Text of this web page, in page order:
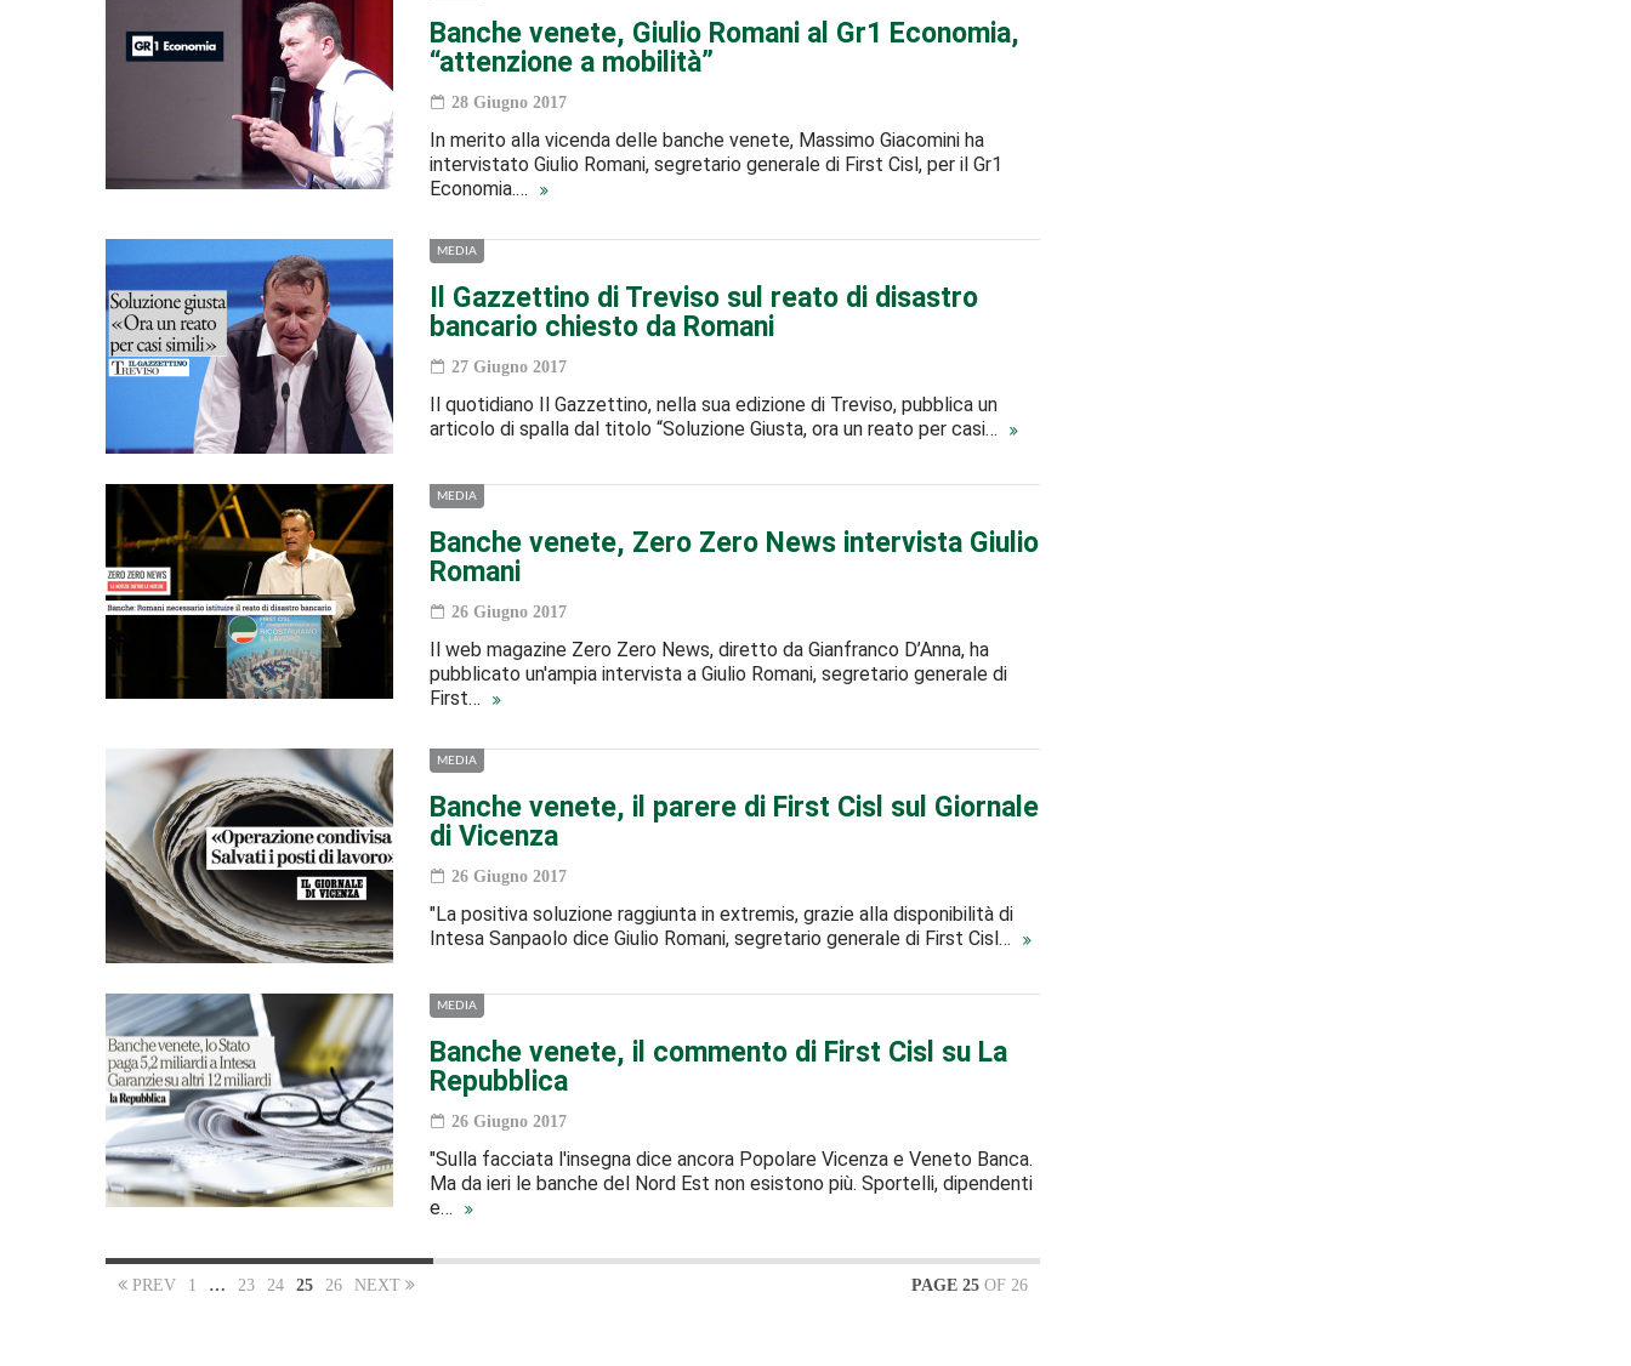
Banche venete, Giulio Romani al Gr1 Economia,
“attenzione a mobilità”
28 Giugno 2017
In merito alla vicenda delle banche venete, Massimo Giacomini ha
intervistato Giulio Romani, segretario generale di First Cisl, per il Gr1
Economia.…
MEDIA
Il Gazzettino di Treviso sul reato di disastro
bancario chiesto da Romani
27 Giugno 2017
Il quotidiano Il Gazzettino, nella sua edizione di Treviso, pubblica un
articolo di spalla dal titolo “Soluzione Giusta, ora un reato per casi…
MEDIA
Banche venete, Zero Zero News intervista Giulio
Romani
26 Giugno 2017
Il web magazine Zero Zero News, diretto da Gianfranco D’Anna, ha
pubblicato un'ampia intervista a Giulio Romani, segretario generale di
First…
MEDIA
Banche venete, il parere di First Cisl sul Giornale
di Vicenza
26 Giugno 2017
"La positiva soluzione raggiunta in extremis, grazie alla disponibilità di
Intesa Sanpaolo dice Giulio Romani, segretario generale di First Cisl…
MEDIA
Banche venete, il commento di First Cisl su La
Repubblica
26 Giugno 2017
"Sulla facciata l'insegna dice ancora Popolare Vicenza e Veneto Banca.
Ma da ieri le banche del Nord Est non esistono più. Sportelli, dipendenti
e…
PREV 1 … 23 24 25 26 NEXT PAGE 25 OF 26